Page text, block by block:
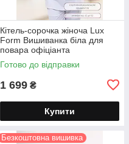
Кітель-сорочка жіноча Lux
Form Вишиванка біла для
повара офіціанта
Готово до відправки
1 699 ₴
Купити
Безкоштовна вишивка